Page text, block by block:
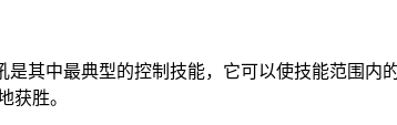
其中最典型的控制技能，它可以使技能范围
获胜。